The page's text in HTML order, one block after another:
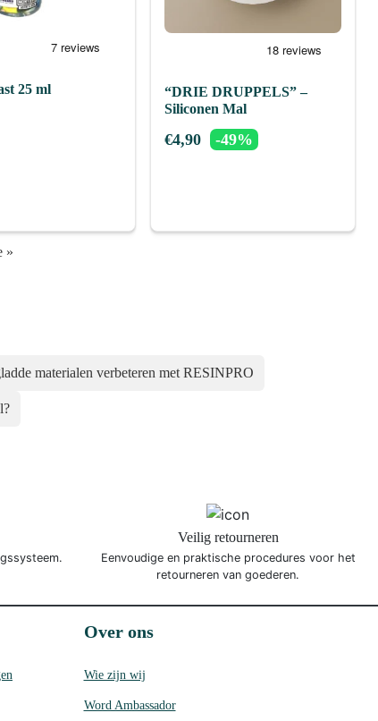
25 ml
“DRIE DRUPPELS” –
Siliconen Mal
€4,90 -49%
»
materialen verbeteren met RESINPRO
Veilig retourneren
Eenvoudige en praktische procedures voor het
retourneren van goederen.
Over ons
Wie zijn wij
Word Ambassador